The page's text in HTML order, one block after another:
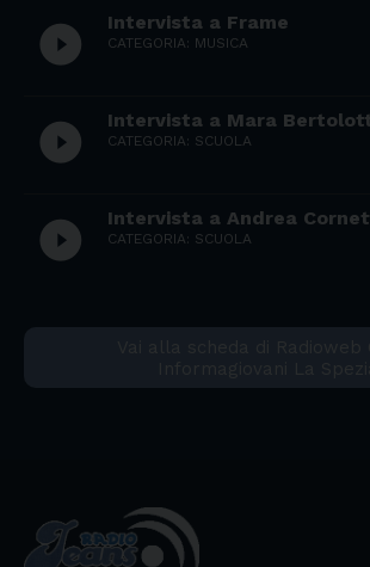
play_circle_filled Intervista a Frame
CATEGORIA: MUSICA
play_circle_filled Intervista a Mara
CATEGORIA: SCUOLA
play_circle_filled Intervista a Andrea
CATEGORIA: SCUOLA